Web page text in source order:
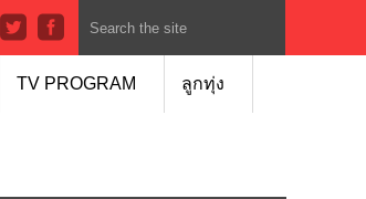
TV PROGRAM ลูกทุ่ง